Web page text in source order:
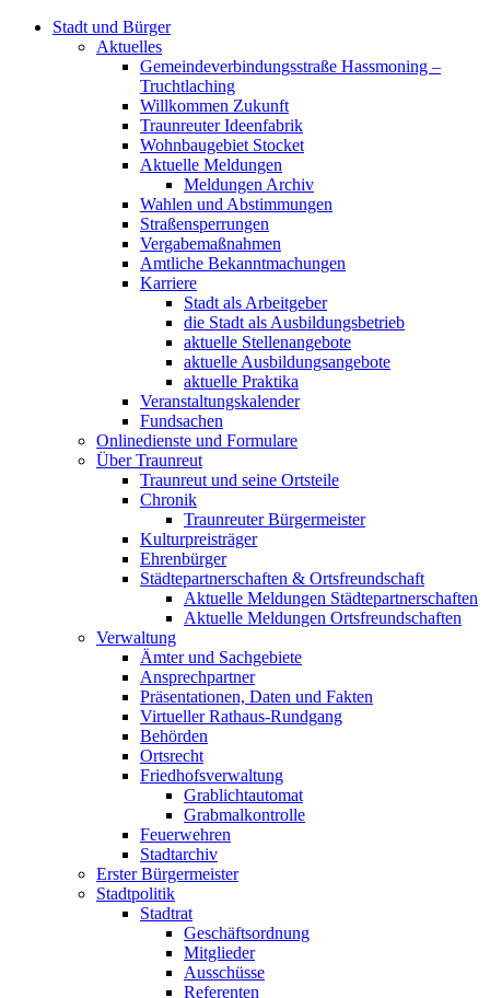
Stadt und Bürger
Aktuelles
Gemeindeverbindungsstraße Hassmoning –
Truchtlaching
Willkommen Zukunft
Traunreuter Ideenfabrik
Wohnbaugebiet Stocket
Aktuelle Meldungen
Meldungen Archiv
Wahlen und Abstimmungen
Straßensperrungen
Vergabemaßnahmen
Amtliche Bekanntmachungen
Karriere
Stadt als Arbeitgeber
die Stadt als Ausbildungsbetrieb
aktuelle Stellenangebote
aktuelle Ausbildungsangebote
aktuelle Praktika
Veranstaltungskalender
Fundsachen
Onlinedienste und Formulare
Über Traunreut
Traunreut und seine Ortsteile
Chronik
Traunreuter Bürgermeister
Kulturpreisträger
Ehrenbürger
Städtepartnerschaften & Ortsfreundschaft
Aktuelle Meldungen Städtepartnerschaften
Aktuelle Meldungen Ortsfreundschaften
Verwaltung
Ämter und Sachgebiete
Ansprechpartner
Präsentationen, Daten und Fakten
Virtueller Rathaus-Rundgang
Behörden
Ortsrecht
Friedhofsverwaltung
Grablichtautomat
Grabmalkontrolle
Feuerwehren
Stadtarchiv
Erster Bürgermeister
Stadtpolitik
Stadtrat
Geschäftsordnung
Mitglieder
Ausschüsse
Referenten